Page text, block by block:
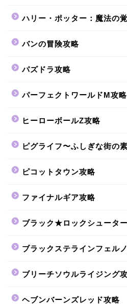
ハリー・ポッター：魔法の
バンの冒険攻略
パズドラ攻略
パーフェクトワールドM攻略
ヒーローボールZ攻略
ピグライフ〜ふしぎな街の
ピコットタウン攻略
ファイナルギア攻略
ブラック★ロックシュータ
ブラックステラインフェル
ブリーチソウルライジング
ヘブンバーンズレッド攻略